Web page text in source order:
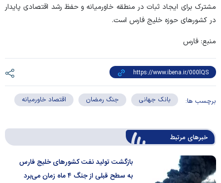
مشترک برای ایجاد ثبات در منطقه خاورمیانه و حفظ رشد اقتصادی پایدار
در کشور‌های حوزه خلیج فارس است.
منبع: فارس
برچسب ها: بانک جهانی جنگ رمضان اقتصاد خاورمیانه
خبرهای مرتبط
بازگشت تولید نفت کشور‌های خلیج فارس
به سطح قبلی از جنگ ۴ ماه زمان می‌برد